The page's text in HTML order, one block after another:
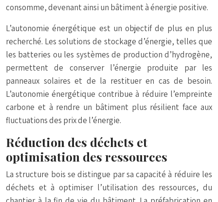
consomme, devenant ainsi un bâtiment à énergie positive.
L’autonomie énergétique est un objectif de plus en plus
recherché. Les solutions de stockage d’énergie, telles que
les batteries ou les systèmes de production d’hydrogène,
permettent de conserver l’énergie produite par les
panneaux solaires et de la restituer en cas de besoin.
L’autonomie énergétique contribue à réduire l’empreinte
carbone et à rendre un bâtiment plus résilient face aux
fluctuations des prix de l’énergie.
Réduction des déchets et
optimisation des ressources
La structure bois se distingue par sa capacité à réduire les
déchets et à optimiser l’utilisation des ressources, du